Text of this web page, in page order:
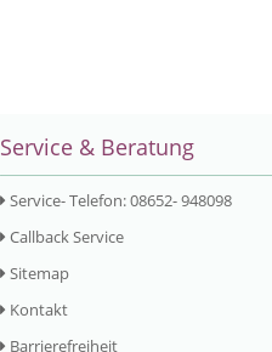
Service & Beratung
Service- Telefon: 08652- 948098
Callback Service
Sitemap
Kontakt
Barrierefreiheit